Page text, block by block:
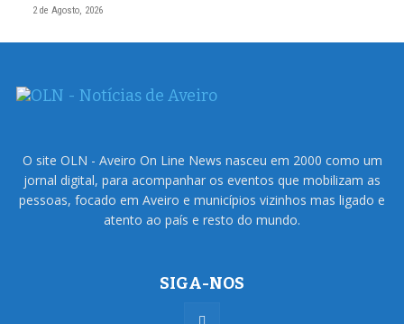
2 de Agosto, 2026
O site OLN - Aveiro On Line News nasceu em 2000 como um
jornal digital, para acompanhar os eventos que mobilizam as
pessoas, focado em Aveiro e municípios vizinhos mas ligado e
atento ao país e resto do mundo.
SIGA-NOS